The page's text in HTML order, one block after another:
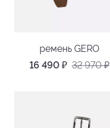
ремень GERO
16 490 ₽ 32 970₽